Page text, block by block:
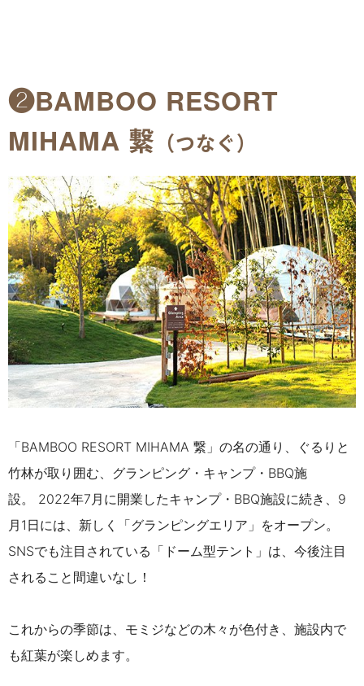
❷BAMBOO RESORT
MIHAMA 繋 （つなぐ）
「BAMBOO RESORT MIHAMA 繋」の名の通り、ぐるりと
竹林が取り囲む、グランピング・キャンプ・BBQ施
設。 2022年7月に開業したキャンプ・BBQ施設に続き、9
月1日には、新しく「グランピングエリア」をオープン。
SNSでも注目されている「ドーム型テント」は、今後注目
されること間違いなし！
これからの季節は、モミジなどの木々が色付き、施設内で
も紅葉が楽しめます。